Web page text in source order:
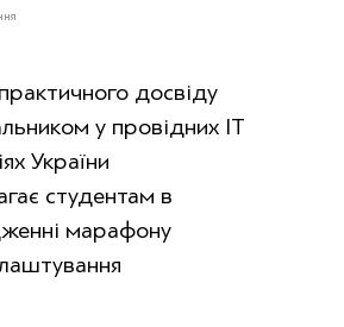
досвіду
у провідних ІТ
України
студентам в
марафону